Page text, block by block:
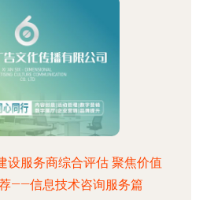
设服务商综合评估 聚焦价值
——信息技术咨询服务篇